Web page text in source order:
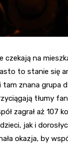
czekają na
to stanie się
znana grupa
tłumy
zagrał aż 107
jak i
okazja, by